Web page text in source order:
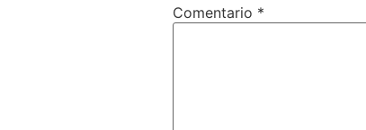
Comentario *